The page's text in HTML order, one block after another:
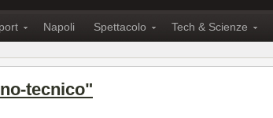
Napoli Spettacolo Tech & Scienze
tecnico"